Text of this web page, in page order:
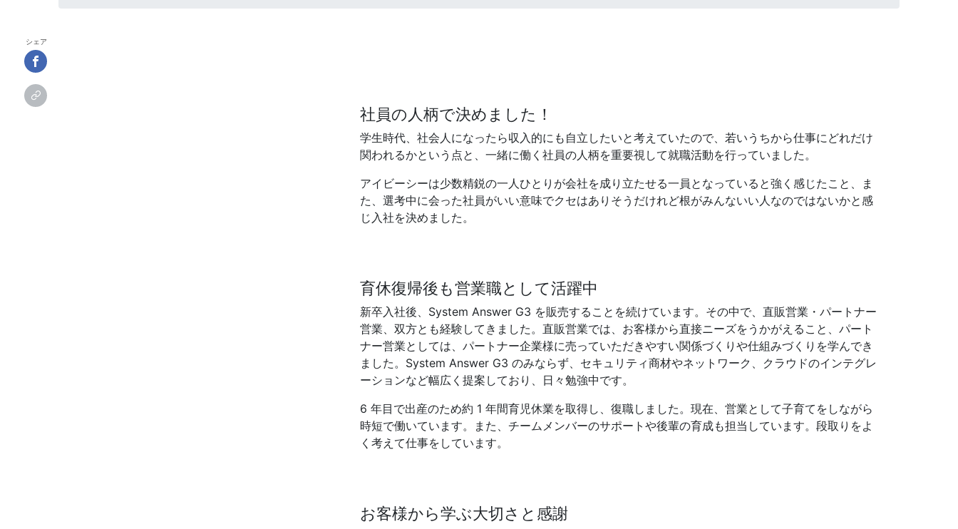
シェア
社員の人柄で決めました！
学生時代、社会人になったら収入的にも自立したいと考えていたので、若いうちから仕事にどれだけ
関われるかという点と、一緒に働く社員の人柄を重要視して就職活動を行っていました。
アイビーシーは少数精鋭の一人ひとりが会社を成り立たせる一員となっていると強く感じたこと、ま
た、選考中に会った社員がいい意味でクセはありそうだけれど根がみんないい人なのではないかと感
じ入社を決めました。
育休復帰後も営業職として活躍中
新卒入社後、System Answer G3 を販売することを続けています。その中で、直販営業・パートナー
営業、双方とも経験してきました。直販営業では、お客様から直接ニーズをうかがえること、パート
ナー営業としては、パートナー企業様に売っていただきやすい関係づくりや仕組みづくりを学んでき
ました。System Answer G3 のみならず、セキュリティ商材やネットワーク、クラウドのインテグレ
ーションなど幅広く提案しており、日々勉強中です。
6 年目で出産のため約 1 年間育児休業を取得し、復職しました。現在、営業として子育てをしながら
時短で働いています。また、チームメンバーのサポートや後輩の育成も担当しています。段取りをよ
く考えて仕事をしています。
お客様から学ぶ大切さと感謝